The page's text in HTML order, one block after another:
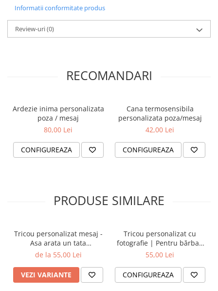
review pe aceasta pagina.
Informatii conformitate produs
Review-uri(0)
RECOMANDARI
Ardezie inima personalizata
poza / mesaj
80,00 Lei
CONFIGUREAZA
Cana termosensibila
personalizata poza/mesaj
42,00 Lei
CONFIGUREAZA
PRODUSE SIMILARE
Tricou personalizat mesaj -
Asa arata un tata
extraordinar
de la 55,00 Lei
VEZI VARIANTE
Tricou personalizat cu
fotografie | Pentru bărbați
și femei
55,00 Lei
CONFIGUREAZA